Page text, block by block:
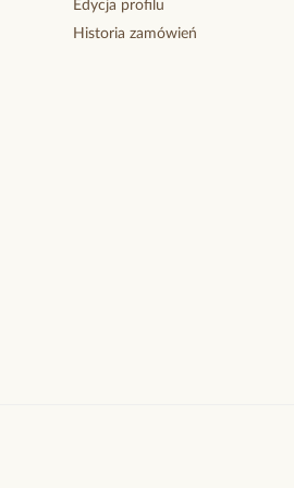
Edycja profilu
Historia zamówień